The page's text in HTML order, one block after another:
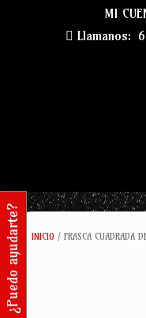
MI
Llamanos:
INICIO / FRASCA CUADRADA
¿Puedo ayudarte?